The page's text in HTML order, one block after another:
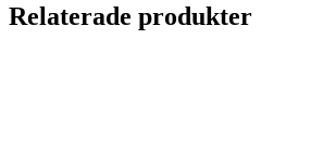
Relaterade produkter